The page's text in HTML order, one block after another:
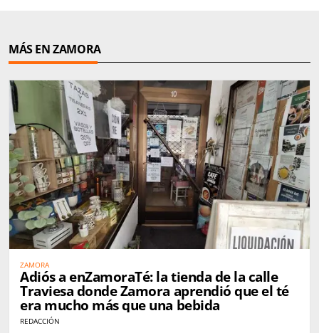
MÁS EN ZAMORA
ZAMORA
Adiós a enZamoraTé: la tienda de la calle
Traviesa donde Zamora aprendió que el té
era mucho más que una bebida
REDACCIÓN